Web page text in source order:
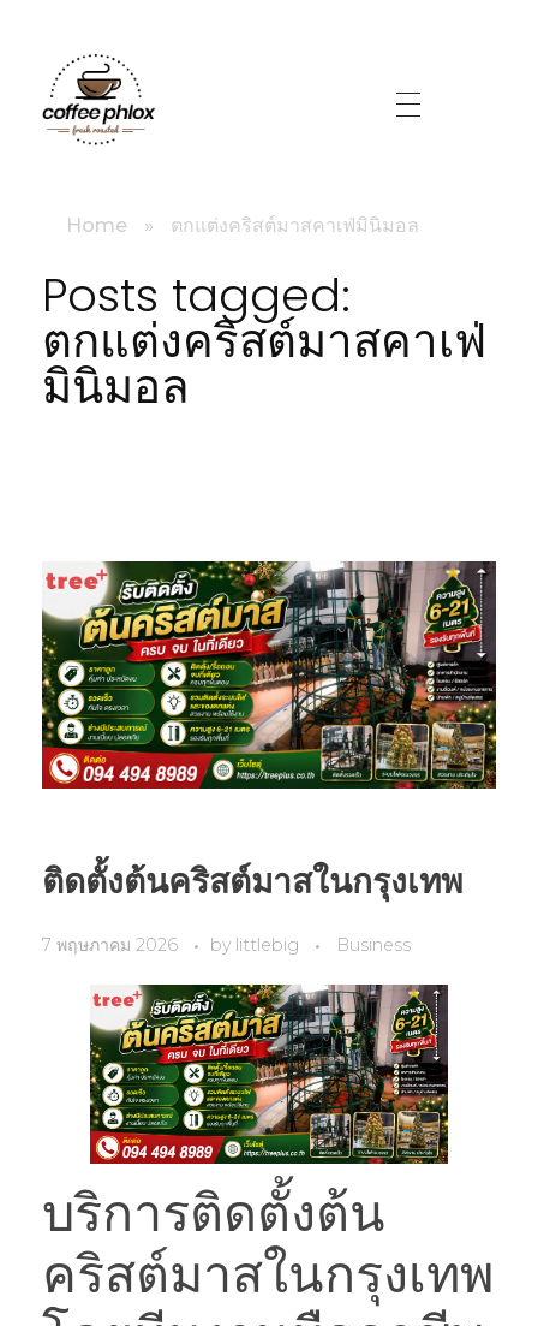
Home » ตกแต่งคริสต์มาสคาเฟ่มินิมอล
Posts tagged:
ตกแต่งคริสต์มาสคาเฟ่
มินิมอล
ติดตั้งต้นคริสต์มาสในกรุงเทพ
7 พฤษภาคม 2026 by littlebig Business
บริการติดตั้งต้น
คริสต์มาสในกรุงเทพ